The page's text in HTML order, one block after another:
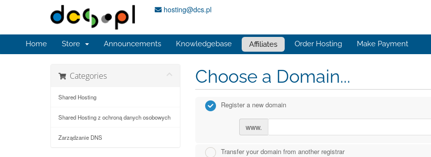
hosting@dcs.pl
Home Store Announcements Knowledgebase Affiliates Order Hosting Make Payment
Categories
Shared Hosting
Shared Hosting z ochroną danych osobowych
Zarządzanie DNS
Choose a Domain...
Register a new domain
www.
Transfer your domain from another registrar